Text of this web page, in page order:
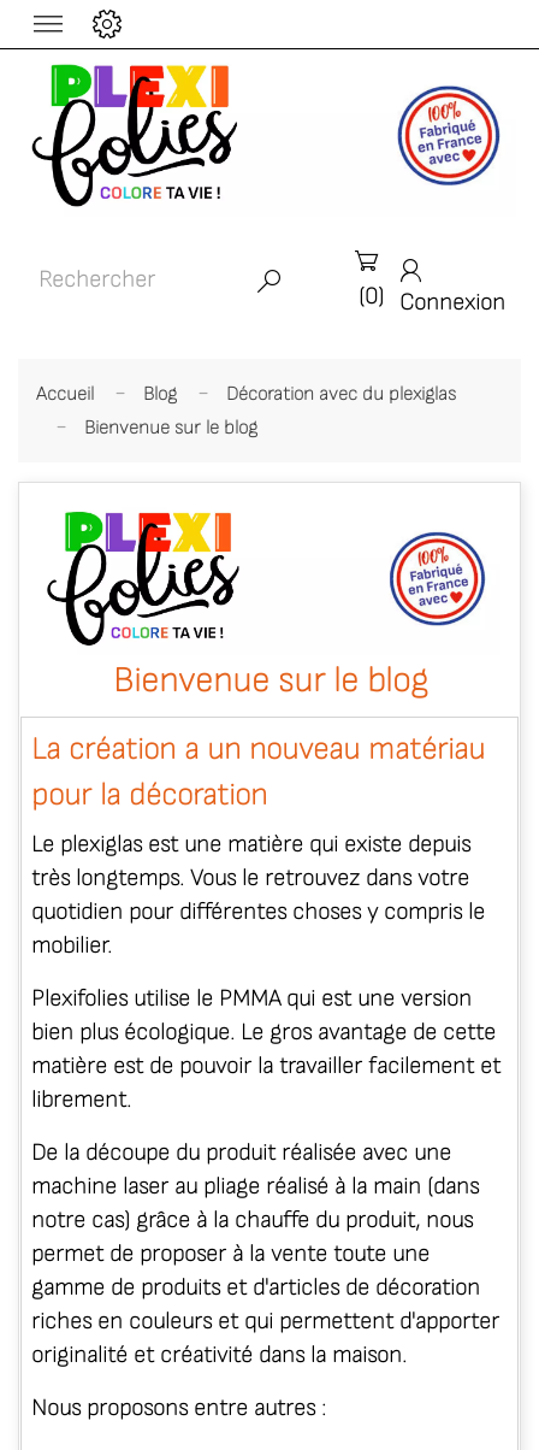


(0)

Connexion
Accueil Blog
Décoration avec du plexiglas
Bienvenue sur le blog
Bienvenue sur le blog
La création a un nouveau matériau
pour la décoration
Le plexiglas est une matière qui existe depuis
très longtemps. Vous le retrouvez dans votre
quotidien pour différentes choses y compris le
mobilier.
Plexifolies utilise le PMMA qui est une version
bien plus écologique. Le gros avantage de cette
matière est de pouvoir la travailler facilement et
librement.
De la découpe du produit réalisée avec une
machine laser au pliage réalisé à la main (dans
notre cas) grâce à la chauffe du produit, nous
permet de proposer à la vente toute une
gamme de produits et d'articles de décoration
riches en couleurs et qui permettent d'apporter
originalité et créativité dans la maison.
Nous proposons entre autres :